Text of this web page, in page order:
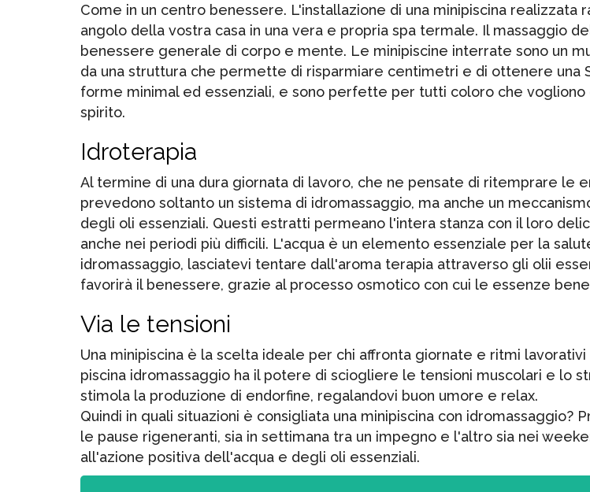
Come in un centro benessere. L'installazione di una minipiscina
angolo della vostra casa in una vera e propria spa termale. Il massaggio
benessere generale di corpo e mente. Le minipiscine interrate sono un
da una struttura che permette di risparmiare centimetri e di ottenere una
forme minimal ed essenziali, e sono perfette per tutti coloro che
spirito.
Idroterapia
Al termine di una dura giornata di lavoro, che ne pensate di ritemprare le
prevedono soltanto un sistema di idromassaggio, ma anche un
degli oli essenziali. Questi estratti permeano l'intera stanza con il loro
anche nei periodi più difficili. L'acqua è un elemento essenziale per la
idromassaggio, lasciatevi tentare dall'aroma terapia attraverso gli olii
favorirà il benessere, grazie al processo osmotico con cui le essenze
Via le tensioni
Una minipiscina è la scelta ideale per chi affronta giornate e ritmi
piscina idromassaggio ha il potere di sciogliere le tensioni muscolari e lo
stimola la produzione di endorfine, regalandovi buon umore e relax.
Quindi in quali situazioni è consigliata una minipiscina con
le pause rigeneranti, sia in settimana tra un impegno e l'altro sia nei
all'azione positiva dell'acqua e degli oli essenziali.